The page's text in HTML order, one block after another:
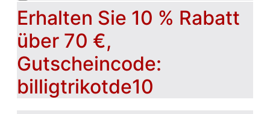
Erhalten Sie 10 % Rabatt
über 70 €,
Gutscheincode:
billigtrikotde10